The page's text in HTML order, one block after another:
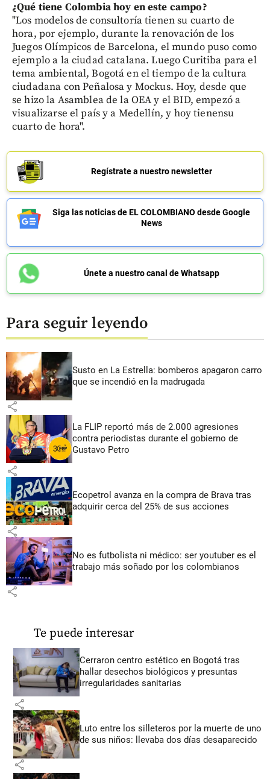
¿Qué tiene Colombia hoy en este campo?
"Los modelos de consultoría tienen su cuarto de
hora, por ejemplo, durante la renovación de los
Juegos Olímpicos de Barcelona, el mundo puso como
ejemplo a la ciudad catalana. Luego Curitiba para el
tema ambiental, Bogotá en el tiempo de la cultura
ciudadana conPeñalosa y Mockus. Hoy, desde que
se hizo la Asamblea de la OEA y el BID, empezó a
visualizarse el país y a Medellín, y hoy tienensu
cuarto de hora".
Regístrate a nuestro newsletter
Siga las noticias de EL COLOMBIANO desde Google
News
Únete a nuestro canal de Whatsapp
Para seguir leyendo
Susto en La Estrella: bomberos apagaron carro
que se incendió en la madrugada
share
La FLIP reportó más de 2.000 agresiones
contra periodistas durante el gobierno de
Gustavo Petro
share
Ecopetrol avanza en la compra de Brava tras
adquirir cerca del 25% de sus acciones
share
No es futbolista ni médico: ser youtuber es el
trabajo más soñado por los colombianos
share
Te puede interesar
Cerraron centro estético en Bogotá tras
hallar desechos biológicos y presuntas
irregularidades sanitarias
share
Luto entre los silleteros por la muerte de uno
de sus niños: llevaba dos días desaparecido
share